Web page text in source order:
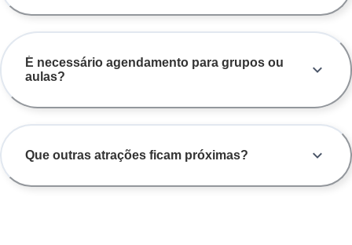
É necessário agendamento para grupos ou
aulas?
Que outras atrações ficam próximas?